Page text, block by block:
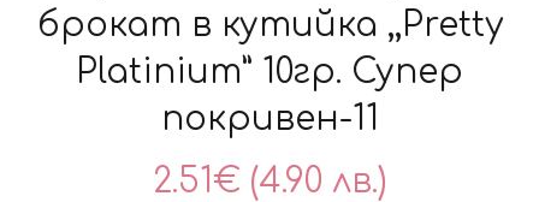
брокат в кутийка ,,Pretty
Platinium” 10гр. Супер
покривен-11
2.51€ (4.90 лв.)